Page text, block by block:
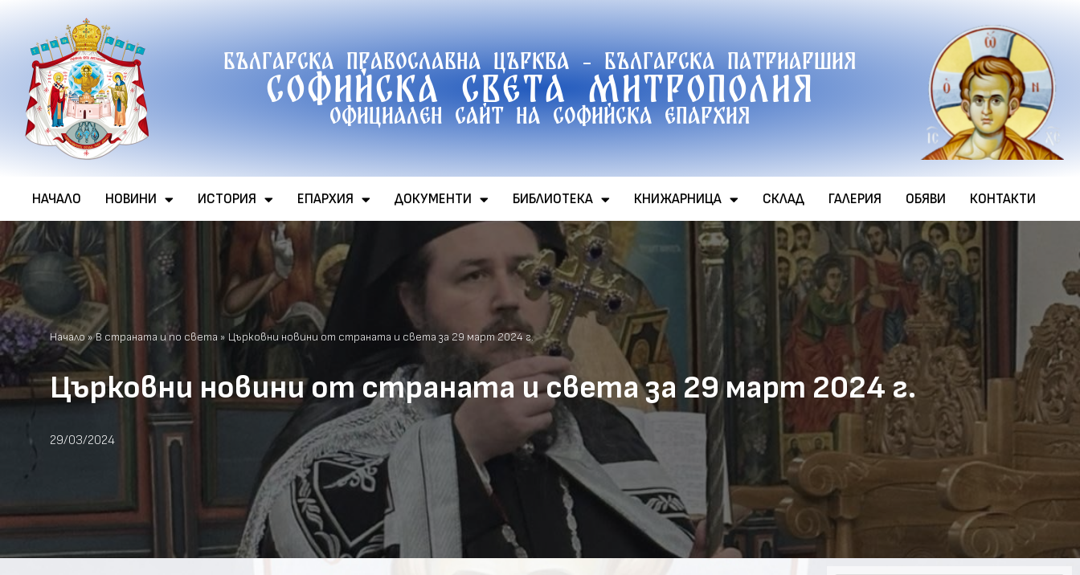
Продължете
към
съдържанието
Българска православна църква - Българска патриаршия
Софийска света митрополия
Официален сайт на софийска епархия
НАЧАЛО НОВИНИ ИСТОРИЯ ЕПАРХИЯ ДОКУМЕНТИ БИБЛИОТЕКА КНИЖАРНИЦА СКЛАД ГАЛЕРИЯ ОБЯВИ КОНТАКТИ
Начало»В страната и по света » Църковни новини от страната и света за 29 март 2024 г.
Църковни новини от страната и света за 29 март 2024 г.
29/03/2024